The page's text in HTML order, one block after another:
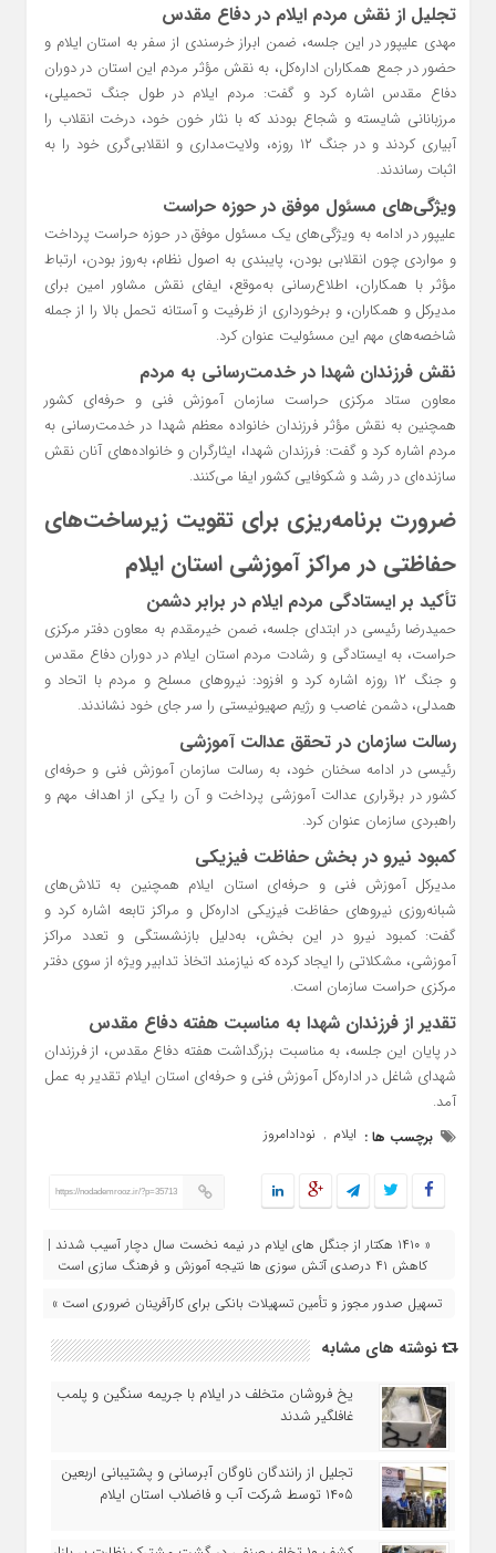
تجلیل از نقش مردم ایلام در دفاع مقدس
مهدی علیپور در این جلسه، ضمن ابراز خرسندی از سفر به استان ایلام و
حضور در جمع همکاران اداره‌کل، به نقش مؤثر مردم این استان در دوران
دفاع مقدس اشاره کرد و گفت: مردم ایلام در طول جنگ تحمیلی،
مرزبانانی شایسته و شجاع بودند که با نثار خون خود، درخت انقلاب را
آبیاری کردند و در جنگ ۱۲ روزه، ولایت‌مداری و انقلابی‌گری خود را به
اثبات رساندند.
ویژگی‌های مسئول موفق در حوزه حراست
علیپور در ادامه به ویژگی‌های یک مسئول موفق در حوزه حراست پرداخت
و مواردی چون انقلابی بودن، پایبندی به اصول نظام، به‌روز بودن، ارتباط
مؤثر با همکاران، اطلاع‌رسانی به‌موقع، ایفای نقش مشاور امین برای
مدیرکل و همکاران، و برخورداری از ظرفیت و آستانه تحمل بالا را از جمله
شاخصه‌های مهم این مسئولیت عنوان کرد.
نقش فرزندان شهدا در خدمت‌رسانی به مردم
معاون ستاد مرکزی حراست سازمان آموزش فنی و حرفه‌ای کشور
همچنین به نقش مؤثر فرزندان خانواده معظم شهدا در خدمت‌رسانی به
مردم اشاره کرد و گفت: فرزندان شهدا، ایثارگران و خانواده‌های آنان نقش
سازنده‌ای در رشد و شکوفایی کشور ایفا می‌کنند.
ضرورت برنامه‌ریزی برای تقویت زیرساخت‌های
حفاظتی در مراکز آموزشی استان ایلام
تأکید بر ایستادگی مردم ایلام در برابر دشمن
حمیدرضا رئیسی در ابتدای جلسه، ضمن خیرمقدم به معاون دفتر مرکزی
حراست، به ایستادگی و رشادت مردم استان ایلام در دوران دفاع مقدس
و جنگ ۱۲ روزه اشاره کرد و افزود: نیروهای مسلح و مردم با اتحاد و
همدلی، دشمن غاصب و رژیم صهیونیستی را سر جای خود نشاندند.
رسالت سازمان در تحقق عدالت آموزشی
رئیسی در ادامه سخنان خود، به رسالت سازمان آموزش فنی و حرفه‌ای
کشور در برقراری عدالت آموزشی پرداخت و آن را یکی از اهداف مهم و
راهبردی سازمان عنوان کرد.
کمبود نیرو در بخش حفاظت فیزیکی
مدیرکل آموزش فنی و حرفه‌ای استان ایلام همچنین به تلاش‌های
شبانه‌روزی نیروهای حفاظت فیزیکی اداره‌کل و مراکز تابعه اشاره کرد و
گفت: کمبود نیرو در این بخش، به‌دلیل بازنشستگی و تعدد مراکز
آموزشی، مشکلاتی را ایجاد کرده که نیازمند اتخاذ تدابیر ویژه از سوی دفتر
مرکزی حراست سازمان است.
تقدیر از فرزندان شهدا به مناسبت هفته دفاع مقدس
در پایان این جلسه، به مناسبت بزرگداشت هفته دفاع مقدس، از فرزندان
شهدای شاغل در اداره‌کل آموزش فنی و حرفه‌ای استان ایلام تقدیر به عمل
آمد.
برچسب ها : ایلام , نودادامروز
https://nodademrooz.ir/?p=35713
« ۱۴۱۰ هکتار از جنگل‌ های ایلام در نیمه نخست سال دچار آسیب شدند |
کاهش ۴۱ درصدی آتش‌ سوزی‌ ها نتیجه آموزش و فرهنگ‌ سازی است
تسهیل صدور مجوز و تأمین تسهیلات بانکی برای کارآفرینان ضروری است »
نوشته های مشابه
یخ‌ فروشان متخلف در ایلام با جریمه سنگین و پلمب
غافلگیر شدند
تجلیل از رانندگان ناوگان آبرسانی و پشتیبانی اربعین
۱۴۰۵ توسط شرکت آب و فاضلاب استان ایلام